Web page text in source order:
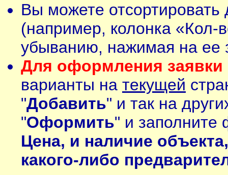
Вы можете
(например, колонка «Кол-
убыванию, нажимая на ее
Для оформления заявки
варианты на текущей
"Добавить" и так на
"Оформить" и заполните
Цена, и наличие
какого-либо